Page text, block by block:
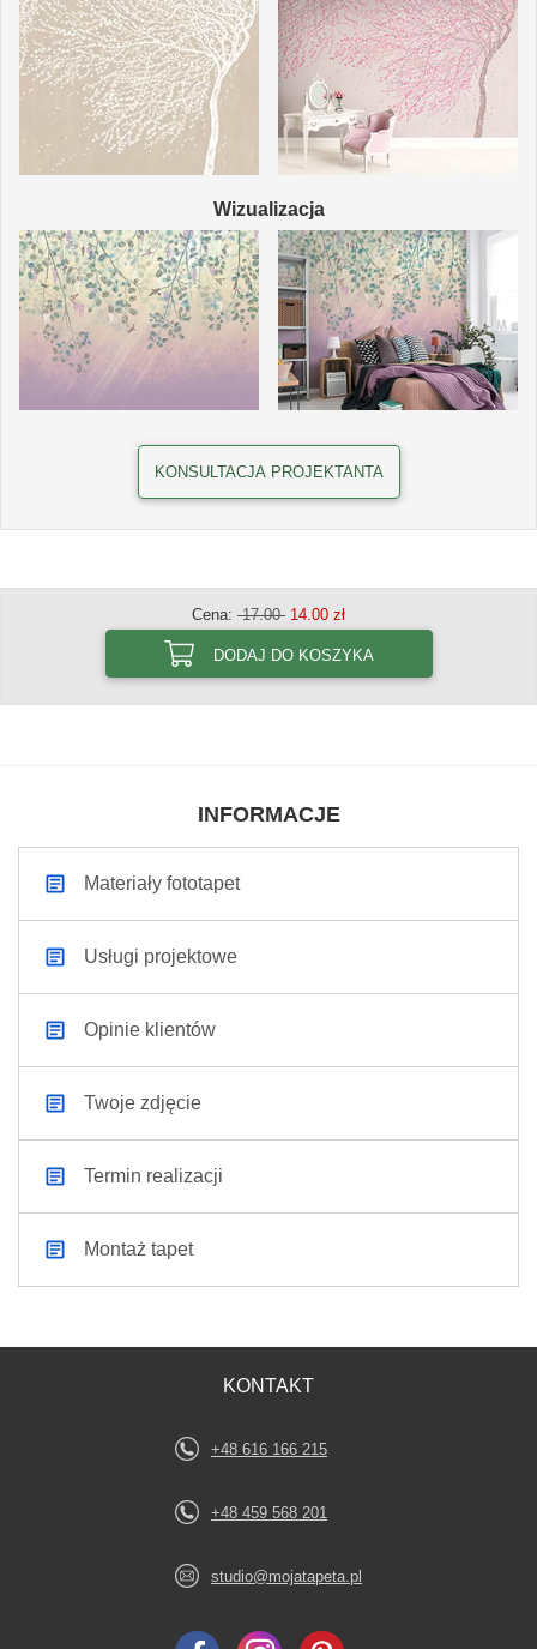
Wizualizacja
KONSULTACJA PROJEKTANTA
Cena: 17.00 14.00 zł
DODAJ DO KOSZYKA
INFORMACJE
Materiały fototapet
Usługi projektowe
Opinie klientów
Twoje zdjęcie
Termin realizacji
Montaż tapet
KONTAKT
+48 616 166 215
+48 459 568 201
studio@mojatapeta.pl